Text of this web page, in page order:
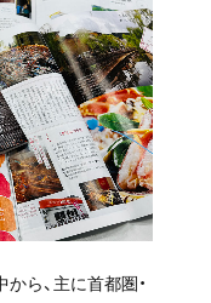
ら、主に首都圏・